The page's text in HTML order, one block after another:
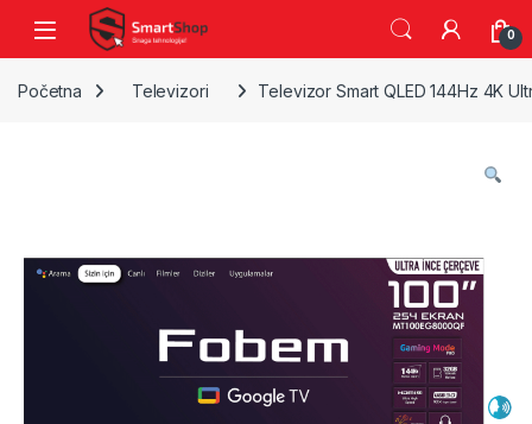
Skip to navigation
Skip to content
0
Početna Televizori Televizor Smart QLED 144Hz 4K